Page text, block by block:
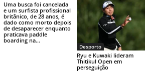
Uma busca foi cancelada
e um surfista profissional
britânico, de 28 anos, é
dado como morto depois
de desaparecer enquanto
praticava paddle
boarding na...
Desporto
Ryu e Kuwaki lideram
Thitikul Open em
perseguição